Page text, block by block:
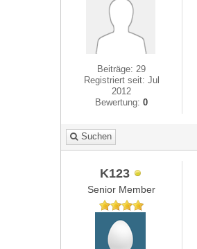
Beiträge: 29
Registriert seit: Jul
2012
Bewertung:0
Suchen
K123
Senior Member